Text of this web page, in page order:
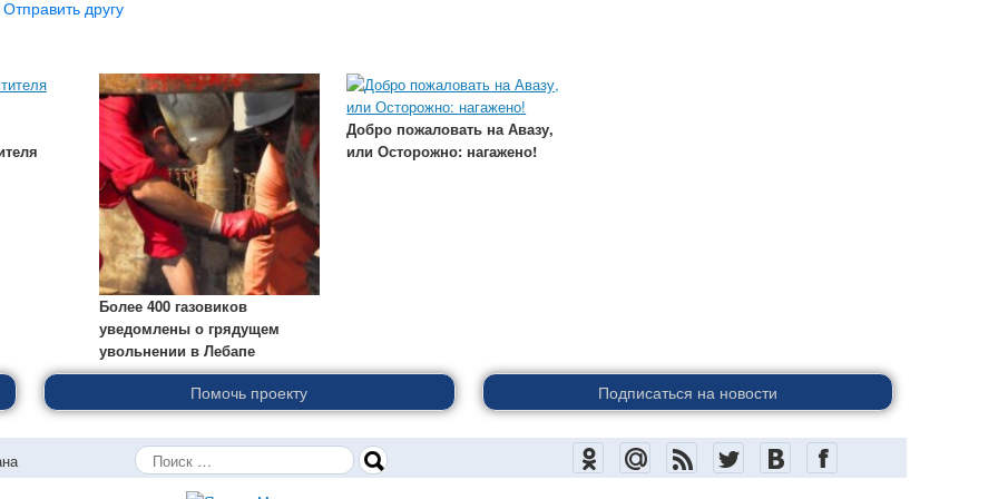
другу
Более 400 газовиков
уведомлены о грядущем
увольнении в Лебапе
Добро пожаловать на Авазу,
или Осторожно: нагажено!
Помочь проекту Подписаться на новости
Поиск